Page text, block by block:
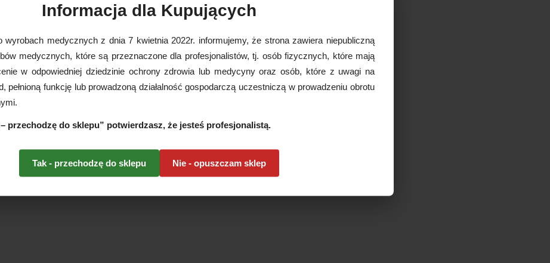
Informacja dla Kupujących
wyrobach medycznych z dnia 7 kwietnia 2022r. informujemy, że strona zawiera niepubliczną
medycznych, które są przeznaczone dla profesjonalistów, tj. osób fizycznych, które mają
w odpowiedniej dziedzinie ochrony zdrowia lub medycyny oraz osób, które z uwagi na
pełnioną funkcję lub prowadzoną działalność gospodarczą uczestniczą w prowadzeniu obrotu
przechodzę do sklepu” potwierdzasz, że jesteś profesjonalistą.
Tak - przechodzę do sklepu Nie - opuszczam sklep